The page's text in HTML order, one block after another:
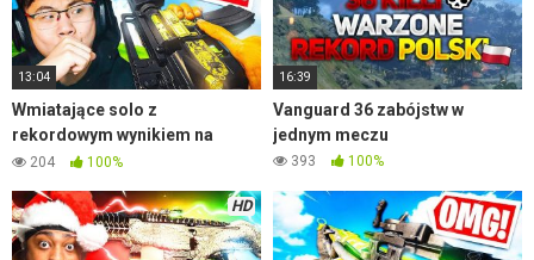
13:04
Wmiatające solo z
rekordowym wynikiem na
Wyspie Odrodzenia
204 100%
16:39
Vanguard 36 zabójstw w
jednym meczu
393 100%
HD